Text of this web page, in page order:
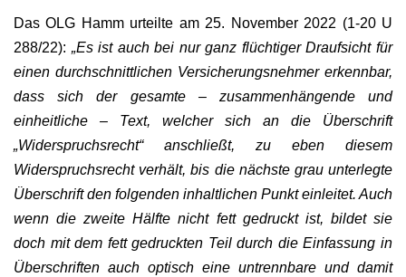
Das OLG Hamm urteilte am 25. November 2022 (1-20 U
288/22): „Es ist auch bei nur ganz flüchtiger Draufsicht für
einen durchschnittlichen Versicherungsnehmer erkennbar,
dass sich der gesamte – zusammenhängende und
einheitliche – Text, welcher sich an die Überschrift
„Widerspruchsrecht“ anschließt, zu eben diesem
Widerspruchsrecht verhält, bis die nächste grau unterlegte
Überschrift den folgenden inhaltlichen Punkt einleitet. Auch
wenn die zweite Hälfte nicht fett gedruckt ist, bildet sie
doch mit dem fett gedruckten Teil durch die Einfassung in
Überschriften auch optisch eine untrennbare und damit